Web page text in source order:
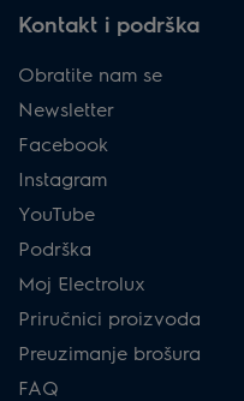
Kontakt i podrška
Obratite nam se
Newsletter
Facebook
Instagram
YouTube
Podrška
Moj Electrolux
Priručnici proizvoda
Preuzimanje brošura
FAQ